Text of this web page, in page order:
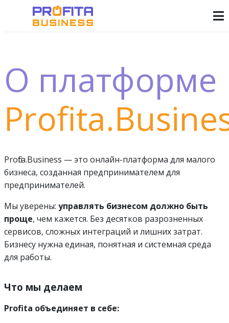
О платформе
Profita.Business — это онлайн-платформа для малого
бизнеса, созданная предпринимателем для
предпринимателей.
Мы уверены: управлять бизнесом должно быть
проще, чем кажется. Без десятков разрозненных
сервисов, сложных интеграций и лишних затрат.
Бизнесу нужна единая, понятная и системная среда
для работы.
Что мы делаем
Profita объединяет в себе: